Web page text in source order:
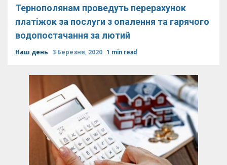
Тернополянам проведуть перерахунок
платіжок за послуги з опалення та гарячого
водопостачання за лютий
Наш день 3 Березня, 2020 1 min read